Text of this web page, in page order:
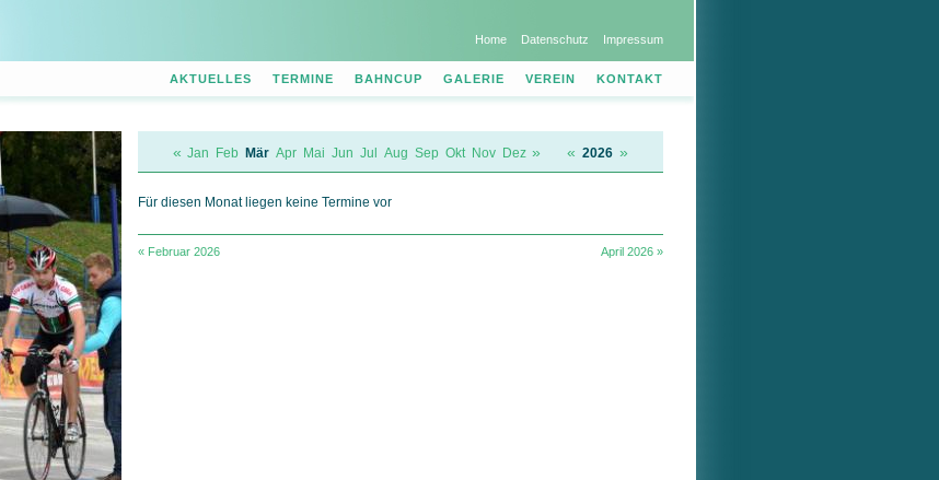
Home Datenschutz Impressum
AKTUELLES TERMINE BAHNCUP GALERIE VEREIN KONTAKT
« Jan Feb Mär Apr Mai Jun Jul Aug Sep Okt Nov Dez » « 2026 »
Für diesen Monat liegen keine Termine vor
« Februar 2026 April 2026 »